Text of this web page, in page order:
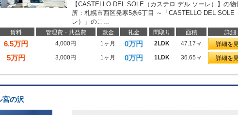
【CASTELLO DEL SOLE（カステロ デル ソーレ）】の
所：札幌市西区発寒5条6丁目 ～「CASTELLO DEL SOLE
レ）」のこ...
賃料 管理費・共益費 敷金 礼金 間取り 面積 詳細
6.5万円 4,000円 1ヶ月 0万円 2LDK 47.17㎡ 詳細を
5万円 3,000円 1ヶ月 0万円 1LDK 36.65㎡ 詳細を
宮の沢